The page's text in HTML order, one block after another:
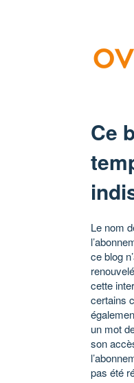
Ce
Le nom
ce blog
cette
certains
un mot
son
pas été